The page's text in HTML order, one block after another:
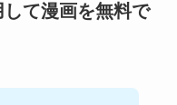
て漫画を無料で